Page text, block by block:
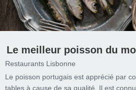
Le meilleur poisson du
Restaurants Lisbonne
Le poisson portugais est apprécié par
tables à cause de sa qualité. Il est